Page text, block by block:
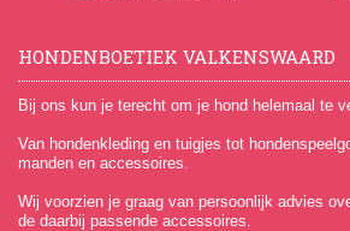
HONDENBOETIEK VALKENSWAARD
Bij ons kun je terecht om je hond helemaal te
Van hondenkleding en tuigjes tot
manden en accessoires.
Wij voorzien je graag van persoonlijk advies
de daarbij passende accessoires.